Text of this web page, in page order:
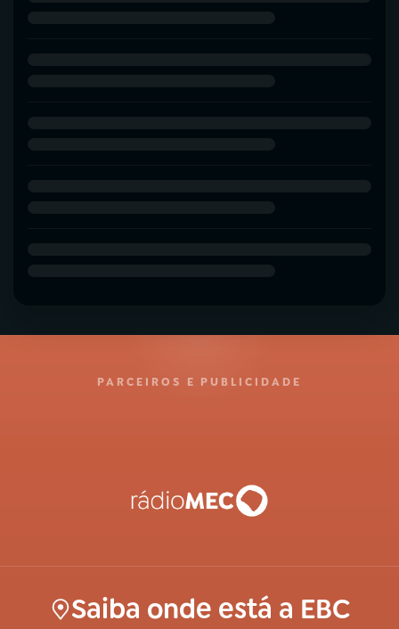
PARCEIROS E PUBLICIDADE
Saiba onde está a EBC